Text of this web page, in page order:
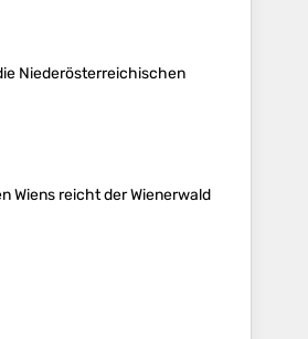
Niederösterreichischen
Wiens reicht der Wienerwald